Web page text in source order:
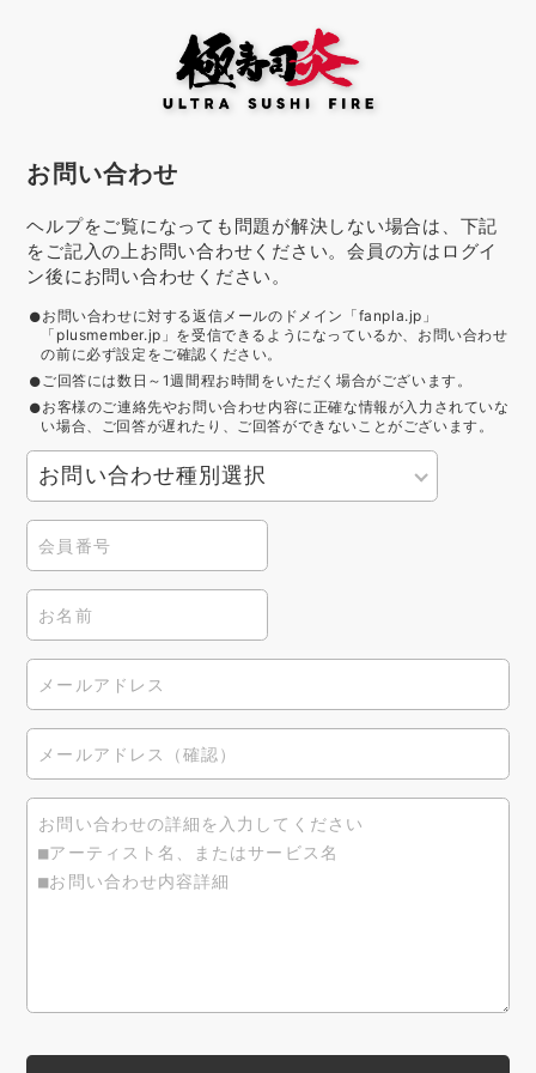
お問い合わせ
ヘルプをご覧になっても問題が解決しない場合は、下記
をご記入の上お問い合わせください。会員の方はログイ
ン後にお問い合わせください。
お問い合わせに対する返信メールのドメイン「fanpla.jp」
「plusmember.jp」を受信できるようになっているか、お問い合わせ
の前に必ず設定をご確認ください。
ご回答には数日～1週間程お時間をいただく場合がございます。
お客様のご連絡先やお問い合わせ内容に正確な情報が入力されていな
い場合、ご回答が遅れたり、ご回答ができないことがございます。